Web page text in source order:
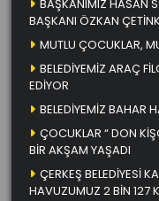
BAŞKANIMIZ HASAN
BAŞKANI ÖZKAN
MUTLU ÇOCUKLAR,
BELEDİYEMİZ ARAÇ
EDİYOR
BELEDİYEMİZ BAHAR
ÇOCUKLAR “ DON
BİR AKŞAM YAŞADI
ÇERKEŞ BELEDİYESİ
HAVUZUMUZ 2 BİN 127